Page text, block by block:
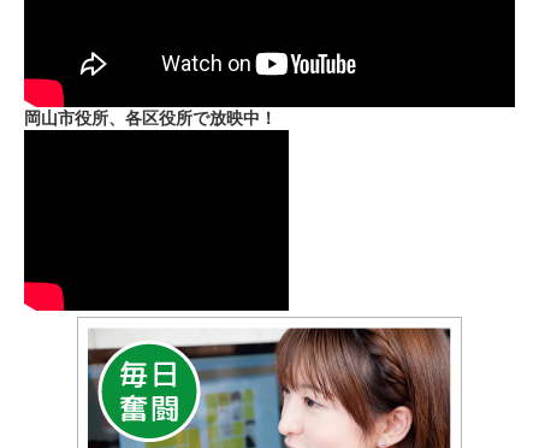
岡山市役所、各区役所で放映中！